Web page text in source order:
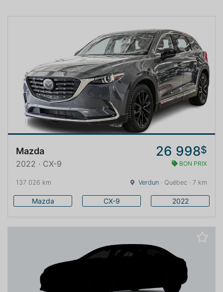
Mazda 26 998$
2022 · CX-9 BON PRIX
137 026 km Verdun · Québec · 7 km
Mazda CX-9 2022